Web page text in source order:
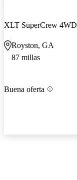
XLT SuperCrew 4WD
Royston, GA
87 millas
Buena oferta